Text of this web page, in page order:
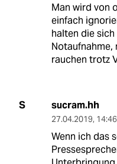
Man wird von
einfach
halten die
Notaufnahme,
rauchen trotz
S sucram.hh
27.04.2019,
Wenn ich das